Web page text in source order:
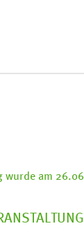
wurde am